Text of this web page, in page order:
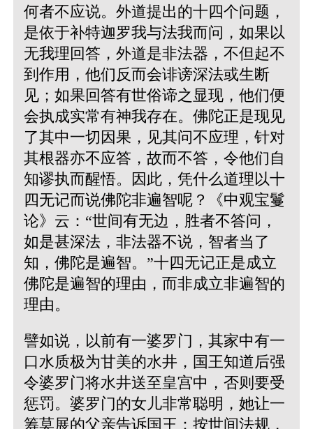
何者不应说。外道提出的十四个问题，
是依于补特迦罗我与法我而问，如果以
无我理回答，外道是非法器，不但起不
到作用，他们反而会诽谤深法或生断
见；如果回答有世俗谛之显现，他们便
会执成实常有神我存在。佛陀正是现见
了其中一切因果，见其问不应理，针对
其根器亦不应答，故而不答，令他们自
知谬执而醒悟。因此，凭什么道理以十
四无记而说佛陀非遍智呢？《中观宝鬘
论》云：“世间有无边，胜者不答问，
如是甚深法，非法器不说，智者当了
知，佛陀是遍智。”十四无记正是成立
佛陀是遍智的理由，而非成立非遍智的
理由。
譬如说，以前有一婆罗门，其家中有一
口水质极为甘美的水井，国王知道后强
令婆罗门将水井送至皇宫中，否则要受
惩罚。婆罗门的女儿非常聪明，她让一
筹莫展的父亲告诉国王：按世间法规，